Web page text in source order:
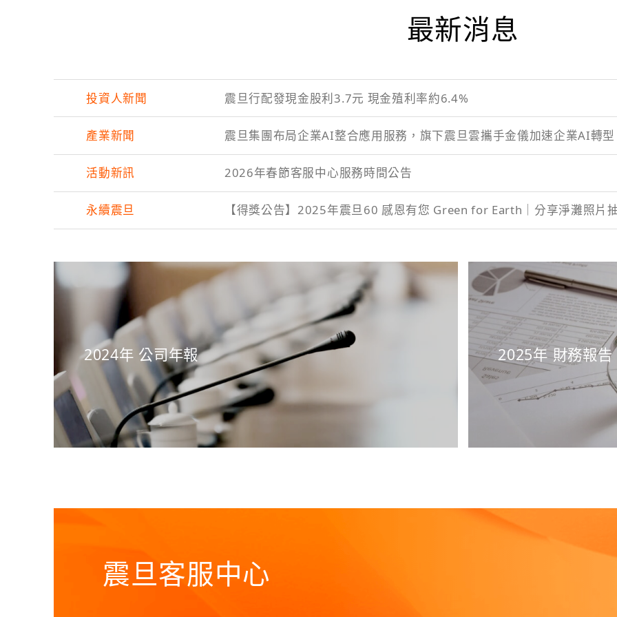
最新消息
投資人新聞 震旦行配發現金股利3.7元 現金殖利率約6.4%
產業新聞 震旦集團布局企業AI整合應用服務，旗下震旦雲攜手金儀加速企業AI轉型
活動新訊 2026年春節客服中心服務時間公告
永續震旦 【得獎公告】2025年震旦60 感恩有您 Green for Earth｜分享淨灘照片
2024年 公司年報 2025年 財務報告
震旦客服中心